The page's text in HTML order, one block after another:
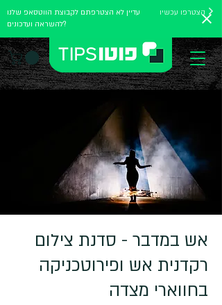
עדיין לא הצטרפתם לקבוצת הווטסאפ שלנו
להשראה ועדכונים?
אש במדבר - סדנת צילום
רקדנית אש ופירוטכניקה
בחווארי מצדה